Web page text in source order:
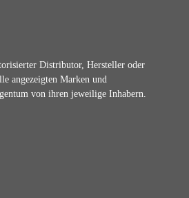
Distributor, Hersteller oder
angezeigten Marken und
von ihren jeweilige Inhabern.